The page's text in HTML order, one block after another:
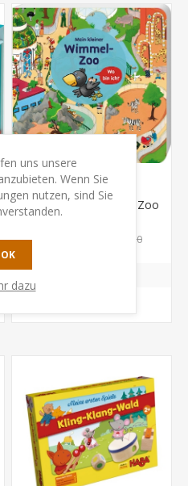
Mein kleiner Wimmel-Zoo
CHF 8.50
uns unsere
Wenn Sie
nutzen, sind Sie
OK
dazu